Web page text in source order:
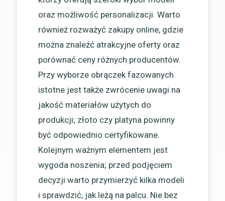
oraz możliwość personalizacji. Warto
również rozważyć zakupy online, gdzie
można znaleźć atrakcyjne oferty oraz
porównać ceny różnych producentów.
Przy wyborze obrączek fazowanych
istotne jest także zwrócenie uwagi na
jakość materiałów użytych do
produkcji; złoto czy platyna powinny
być odpowiednio certyfikowane.
Kolejnym ważnym elementem jest
wygoda noszenia; przed podjęciem
decyzji warto przymierzyć kilka modeli
i sprawdzić, jak leżą na palcu. Nie bez